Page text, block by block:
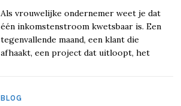
Als vrouwelijke ondernemer weet je dat
één inkomstenstroom kwetsbaar is. Een
tegenvallende maand, een klant die
afhaakt, een project dat uitloopt, het
BLOG